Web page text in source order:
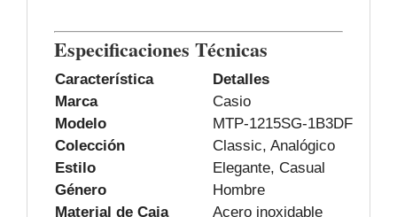
Especificaciones Técnicas
Característica
Detalles
Marca
Casio
Modelo
MTP-1215SG-1B3DF
Colección
Classic, Analógico
Estilo
Elegante, Casual
Género
Hombre
Material de Caja
Acero inoxidable